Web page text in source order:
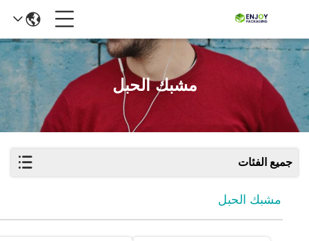
مشبك الحبل
جميع الفئات
مشبك الحبل